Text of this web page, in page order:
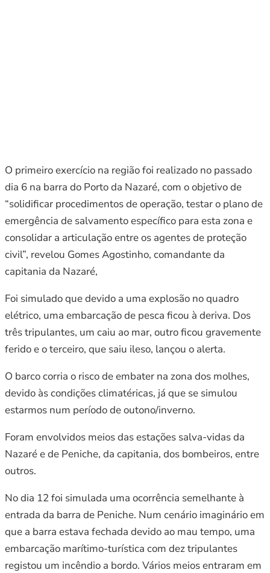
O primeiro exercício na região foi realizado no passado
dia 6 na barra do Porto da Nazaré, com o objetivo de
“solidificar procedimentos de operação, testar o plano de
emergência de salvamento específico para esta zona e
consolidar a articulação entre os agentes de proteção
civil”, revelou Gomes Agostinho, comandante da
capitania da Nazaré,
Foi simulado que devido a uma explosão no quadro
elétrico, uma embarcação de pesca ficou à deriva. Dos
três tripulantes, um caiu ao mar, outro ficou gravemente
ferido e o terceiro, que saiu ileso, lançou o alerta.
O barco corria o risco de embater na zona dos molhes,
devido às condições climatéricas, já que se simulou
estarmos num período de outono/inverno.
Foram envolvidos meios das estações salva-vidas da
Nazaré e de Peniche, da capitania, dos bombeiros, entre
outros.
No dia 12 foi simulada uma ocorrência semelhante à
entrada da barra de Peniche. Num cenário imaginário em
que a barra estava fechada devido ao mau tempo, uma
embarcação marítimo-turística com dez tripulantes
registou um incêndio a bordo. Vários meios entraram em